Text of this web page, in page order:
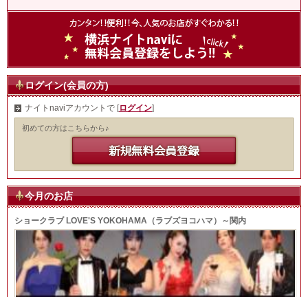
ログイン(会員の方)
ナイトnaviアカウントで [ログイン]
初めての方はこちらから♪
今月のお店
ショークラブ LOVE'S YOKOHAMA（ラブズヨコハマ）～関内